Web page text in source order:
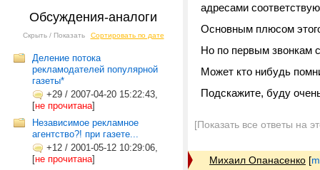
Обсуждения-аналоги
Скрыть / Показать Сортировать по дате
Деление потока
рекламодателей популярной
газеты*
+29 / 2007-04-20 15:22:43,
[не прочитана]
Независимое рекламное
агентство?! при газете...
+12 / 2001-05-12 10:29:06,
[не прочитана]
адресами
Основным плюсом
Но по первым звонкам
Может кто нибудь
Подскажите, буду
[Показать все ответы на
Михаил Опанасенко [